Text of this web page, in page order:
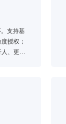
支持基
授权；
、更新